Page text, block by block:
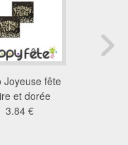
Joyeuse fête
et dorée
3.84 €